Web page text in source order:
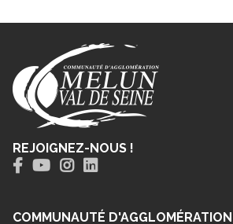
REJOIGNEZ-NOUS !
COMMUNAUTÉ